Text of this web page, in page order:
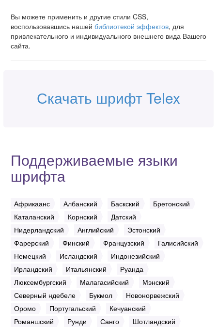
Вы можете применить и другие стили CSS,
воспользовавшись нашей библиотекой эффектов, для
привлекательного и индивидуального внешнего вида Вашего
сайта.
Скачать шрифт Telex
Поддерживаемые языки
шрифта
Африкаанс Албанский Баскский
Бретонский
Каталанский
Корнский
Датский
Нидерландский
Английский
Эстонский
Фарерский
Финский Французский
Галисийский
Немецкий
Исландский
Индонезийский
Ирландский
Итальянский
Руанда
Люксембургский
Малагасийский
Мэнский
Северный ндебеле
Букмол
Новонорвежский
Оромо
Португальский
Кечуанский
Романшский
Рунди Санго
Шотландский